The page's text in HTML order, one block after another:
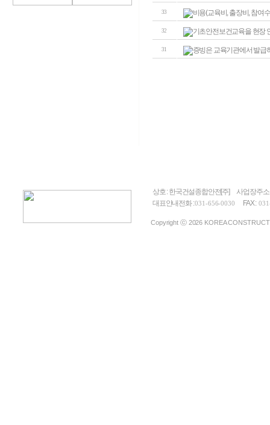
33 비용(교육비, 출장비, 참여
32 기초안전보건교육을 현장
31 증빙은 교육기관에서 발급
상호 : 한국건설종합안전[주]
사업장주
대표안내전화 :031-656-0030 FAX :
Copyright ⓒ 2026 KOREA